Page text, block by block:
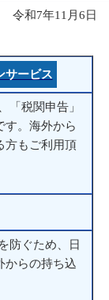
令和7年11月6日
サービス
「税関申告」
す。海外から
方もご利用頂
防ぐため、日
からの持ち込